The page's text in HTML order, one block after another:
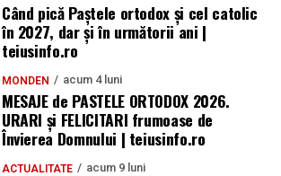
Când pică Paștele ortodox și cel catolic
în 2027, dar și în următorii ani |
teiusinfo.ro
MONDEN acum 4 luni
MESAJE de PASTELE ORTODOX 2026.
URARI și FELICITARI frumoase de
Învierea Domnului | teiusinfo.ro
ACTUALITATE acum 9 luni